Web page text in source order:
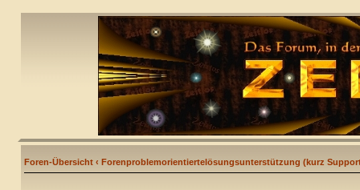
Foren-Übersicht ‹ Forenproblemorientiertelösungsunterstützung (kurz